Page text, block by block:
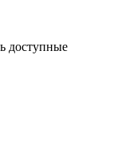
доступные